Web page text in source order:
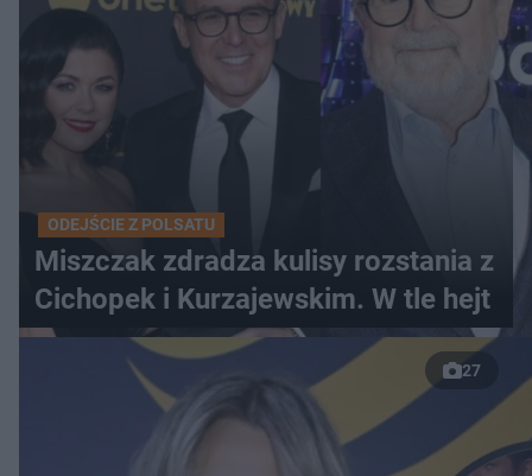
ODEJŚCIE Z POLSATU
Miszczak zdradza kulisy rozstania z
Cichopek i Kurzajewskim. W tle hejt
27